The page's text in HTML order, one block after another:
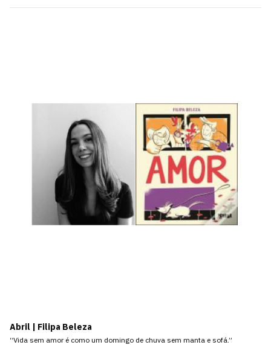
Abril | Filipa Beleza
“Vida sem amor é como um domingo de chuva sem manta e sofá.”